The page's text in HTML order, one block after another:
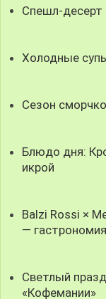
Спешл-десерт
Холодные
Сезон
Блюдо дня:
икрой
Balzi Rossi ×
—
Светлый
«Кофемании»